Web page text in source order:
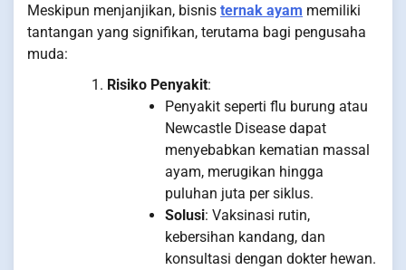
Meskipun menjanjikan, bisnis ternak ayam memiliki
tantangan yang signifikan, terutama bagi pengusaha
muda:
Risiko Penyakit:
Penyakit seperti flu burung atau
Newcastle Disease dapat
menyebabkan kematian massal
ayam, merugikan hingga
puluhan juta per siklus.
Solusi: Vaksinasi rutin,
kebersihan kandang, dan
konsultasi dengan dokter hewan.